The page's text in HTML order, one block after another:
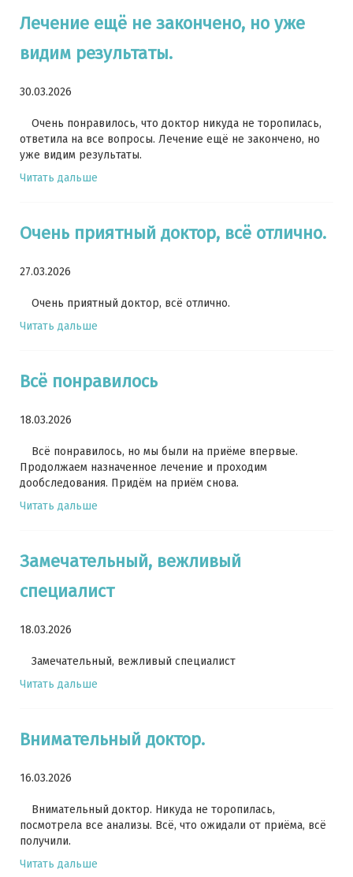
Лечение ещё не закончено, но уже
видим результаты.
30.03.2026
Очень понравилось, что доктор никуда не торопилась,
ответила на все вопросы. Лечение ещё не закончено, но
уже видим результаты.
Читать дальше
Очень приятный доктор, всё отлично.
27.03.2026
Очень приятный доктор, всё отлично.
Читать дальше
Всё понравилось
18.03.2026
Всё понравилось, но мы были на приёме впервые.
Продолжаем назначенное лечение и проходим
дообследования. Придём на приём снова.
Читать дальше
Замечательный, вежливый
специалист
18.03.2026
Замечательный, вежливый специалист
Читать дальше
Внимательный доктор.
16.03.2026
Внимательный доктор. Никуда не торопилась,
посмотрела все анализы. Всё, что ожидали от приёма, всё
получили.
Читать дальше